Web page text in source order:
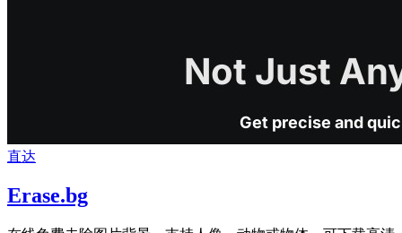
直达
Erase.bg